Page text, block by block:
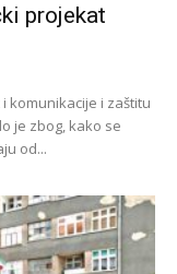
projekat
komunikacije i zaštitu
je zbog, kako se
od...